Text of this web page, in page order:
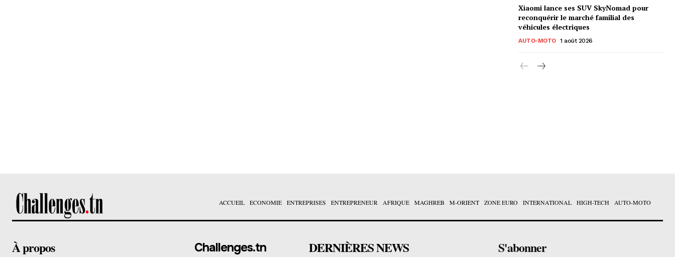
Xiaomi lance ses SUV SkyNomad pour
reconquérir le marché familial des
véhicules électriques
AUTO-MOTO 1 août 2026
ACCUEIL ECONOMIE ENTREPRISES ENTREPRENEUR AFRIQUE MAGHREB M-ORIENT ZONE EURO INTERNATIONAL HIGH-TECH AUTO-MOTO
À propos Challenges.tn DERNIÈRES NEWS S'abonner